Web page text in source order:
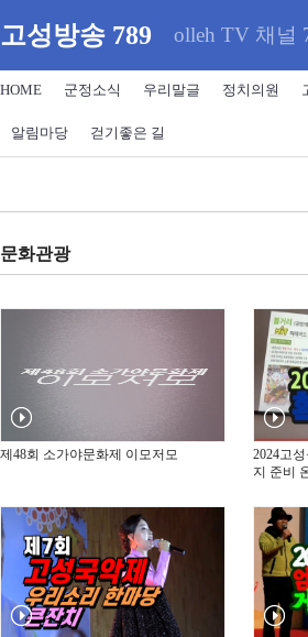
고성방송 789 olleh TV 채널
HOME 군정소식 우리말글 정치의원
알림마당 걷기좋은 길
문화관광
제48회 소가야문화제 이모저모
2024고
지 준비